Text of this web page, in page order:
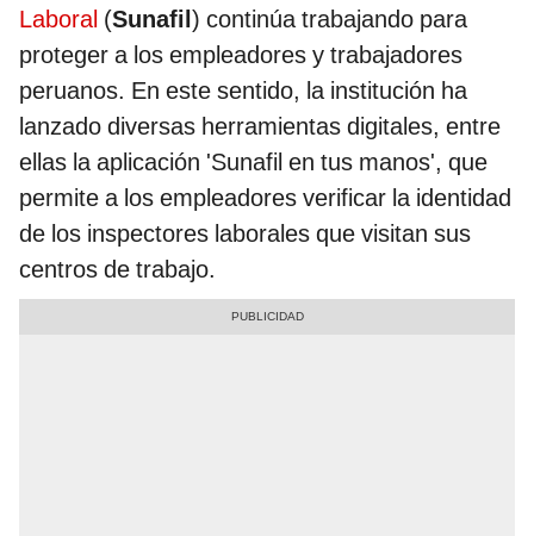
Laboral (Sunafil) continúa trabajando para
proteger a los empleadores y trabajadores
peruanos. En este sentido, la institución ha
lanzado diversas herramientas digitales, entre
ellas la aplicación 'Sunafil en tus manos', que
permite a los empleadores verificar la identidad
de los inspectores laborales que visitan sus
centros de trabajo.